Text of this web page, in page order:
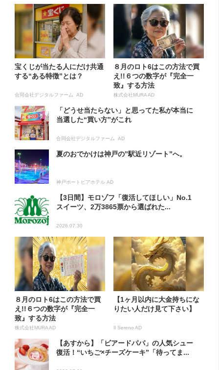
宝くじが当たる人にだけ共通
する“ある特徴”とは？
合同会社デジタルファーム AD
８月のロト6はこの方法で買
え!!６つの数字が『完全一
致』する方法
株式会社MURA AD
「どうせ当たらない」と思ってた私が本当に
当選した“買い方”がこれ
合同会社デジタルファーム AD
夏のおでかけは神戸の”駅近リゾート”へ。
神戸ポートピアホテル AD
【3日間】モロゾフ「復活してほしい」No.1
スイーツ、2万3865票から選ばれた...
2026.07.30
８月のロト6はこの方法で買
え!!６つの数字が『完全一
致』する方法
株式会社MURA AD
【1ヶ月以内に大金持ちにな
りたい人だけ見て下さい】
Il Sereno AD
【あすから】「ビアードパパ」の人気シュー
復活！“いちご×チーズケーキ”「待ってま...